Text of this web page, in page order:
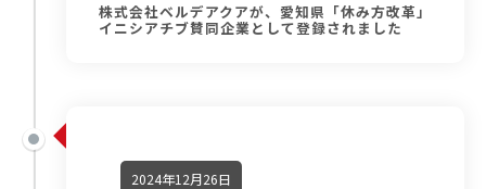
株式会社ベルデアクアが、愛知県「休み方改革」
イニシアチブ賛同企業として登録されました
2024年12月26日